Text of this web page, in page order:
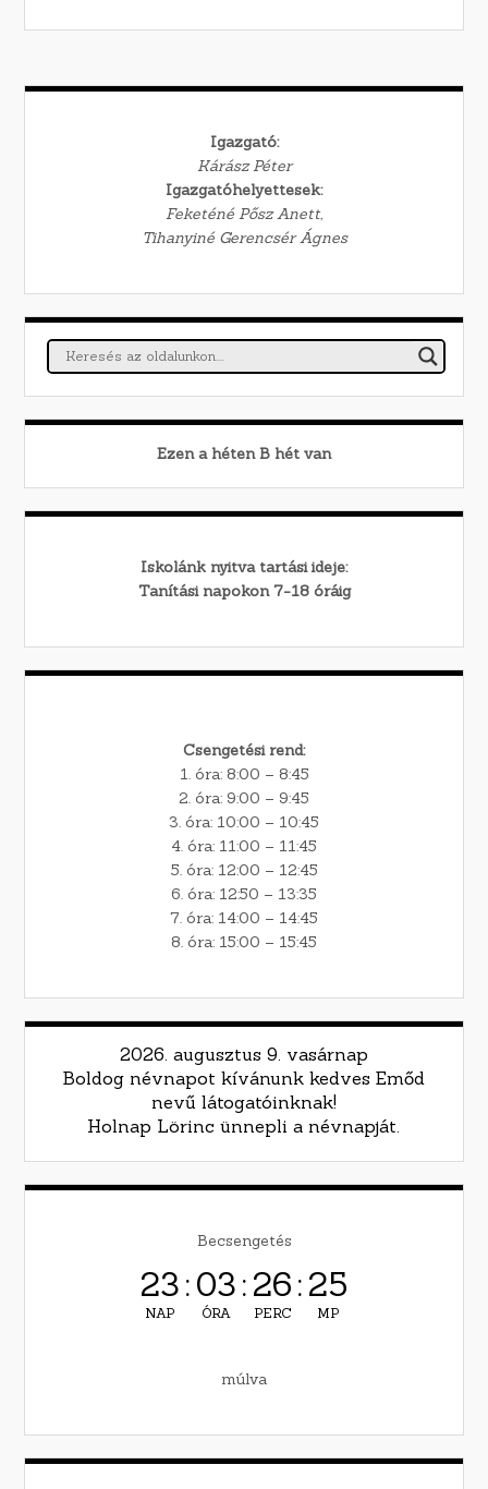
Igazgató:
Kárász Péter
Igazgatóhelyettesek:
Feketéné Pősz Anett,
Tihanyiné Gerencsér Ágnes
Ezen a héten B hét van
Iskolánk nyitva tartási ideje:
Tanítási napokon 7-18 óráig
Csengetési rend:
1. óra: 8:00 – 8:45
2. óra: 9:00 – 9:45
3. óra: 10:00 – 10:45
4. óra: 11:00 – 11:45
5. óra: 12:00 – 12:45
6. óra: 12:50 – 13:35
7. óra: 14:00 – 14:45
8. óra: 15:00 – 15:45
2026. augusztus 9. vasárnap
Boldog névnapot kívánunk kedves Emőd
nevű látogatóinknak!
Holnap Lörinc ünnepli a névnapját.
Becsengetés
23
NAP
:03
ÓRA
:26
PERC
:23
MP
múlva